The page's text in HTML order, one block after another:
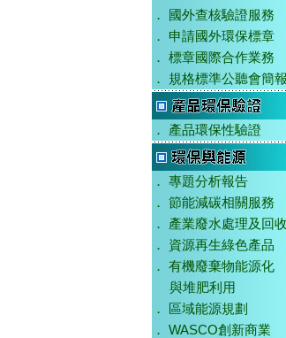
．
國外查核驗證服務
．
申請國外環保標章
．
標章國際合作業務
．
規格標準公聽會簡報
． 產品環保性驗證
．
專題分析報告
．
節能減碳相關服務
．
產業廢水處理及回收
．
資源再生綠色產品
．
有機廢棄物能源化
與堆肥利用
．
區域能源規劃
．
WASCO創新商業